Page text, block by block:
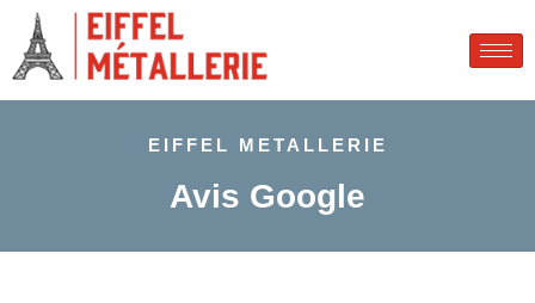
EIFFEL METALLERIE
Avis Google